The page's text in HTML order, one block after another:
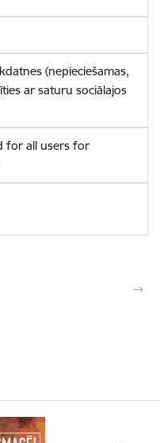
(nepieciešamas,
ar saturu sociālajos
for all users for